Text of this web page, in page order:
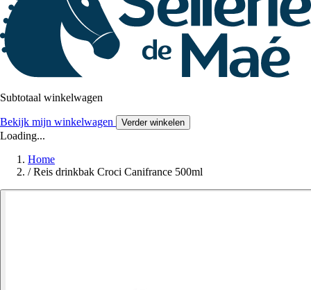
Subtotaal winkelwagen
Bekijk mijn winkelwagen Verder winkelen
Loading...
Home
/ Reis drinkbak Croci Canifrance 500ml